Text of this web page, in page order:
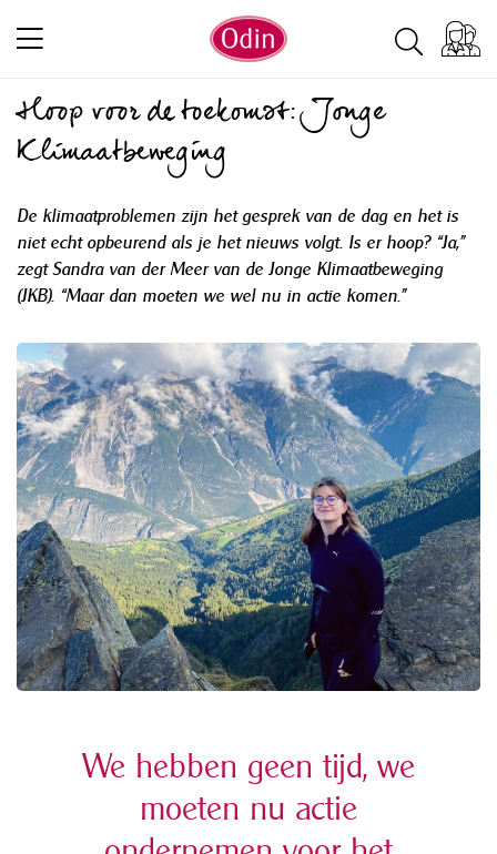
Hoop voor de toekomst: Jonge
Klimaatbeweging
De klimaatproblemen zijn het gesprek van de dag en het is
niet echt opbeurend als je het nieuws volgt. Is er hoop? “Ja,”
zegt Sandra van der Meer van de Jonge Klimaatbeweging
(JKB). “Maar dan moeten we wel nu in actie komen.”
We hebben geen tijd, we
moeten nu actie